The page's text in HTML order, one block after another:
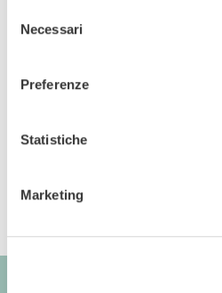
delNecessari
Preferenze
Statistiche
Marketing
Codice ean: 8009632072135